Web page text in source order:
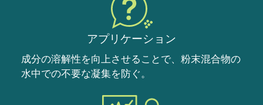
アプリケーション
成分の溶解性を向上させることで、粉末混合物の
水中での不要な凝集を防ぐ。